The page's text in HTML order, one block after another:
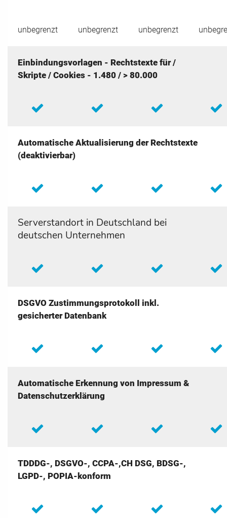
unbegrenzt unbegrenzt unbegrenzt
Einbindungsvorlagen - Rechtstexte für /
Skripte / Cookies - 1.480 / > 80.000
Automatische Aktualisierung der Rechtstexte
(deaktivierbar)
Serverstandort in Deutschland bei
deutschen Unternehmen
DSGVO Zustimmungsprotokoll inkl.
gesicherter Datenbank
Automatische Erkennung von Impressum &
Datenschutzerklärung
TDDDG-, DSGVO-, CCPA-,CH DSG, BDSG-,
LGPD-, POPIA-konform